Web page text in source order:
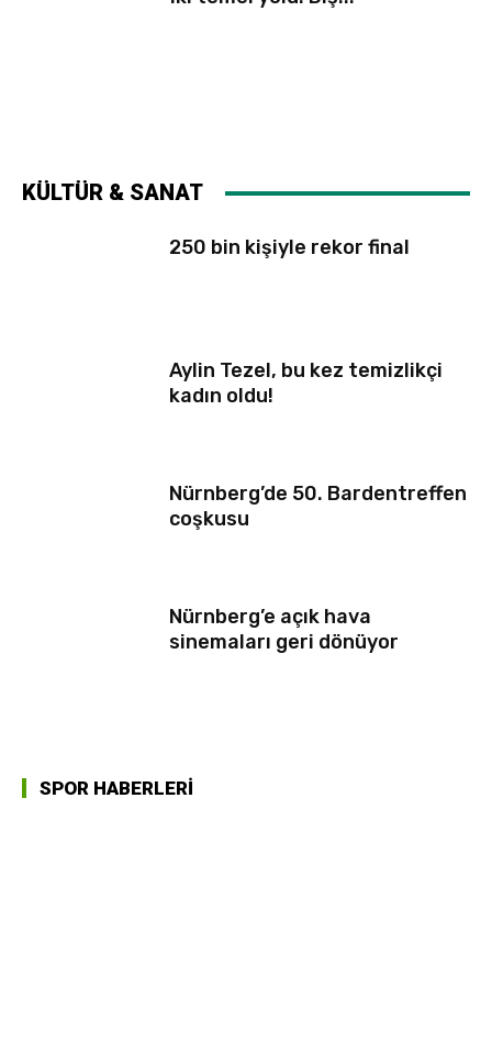
KÜLTÜR & SANAT
250 bin kişiyle rekor final
Aylin Tezel, bu kez temizlikçi
kadın oldu!
Nürnberg’de 50. Bardentreffen
coşkusu
Nürnberg’e açık hava
sinemaları geri dönüyor
SPOR HABERLERİ